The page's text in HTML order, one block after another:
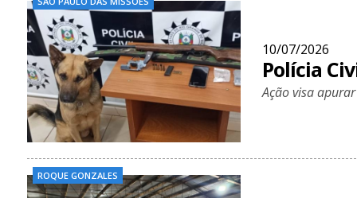
10/07/2026
Polícia
Ação visa
ROQUE GONZALES